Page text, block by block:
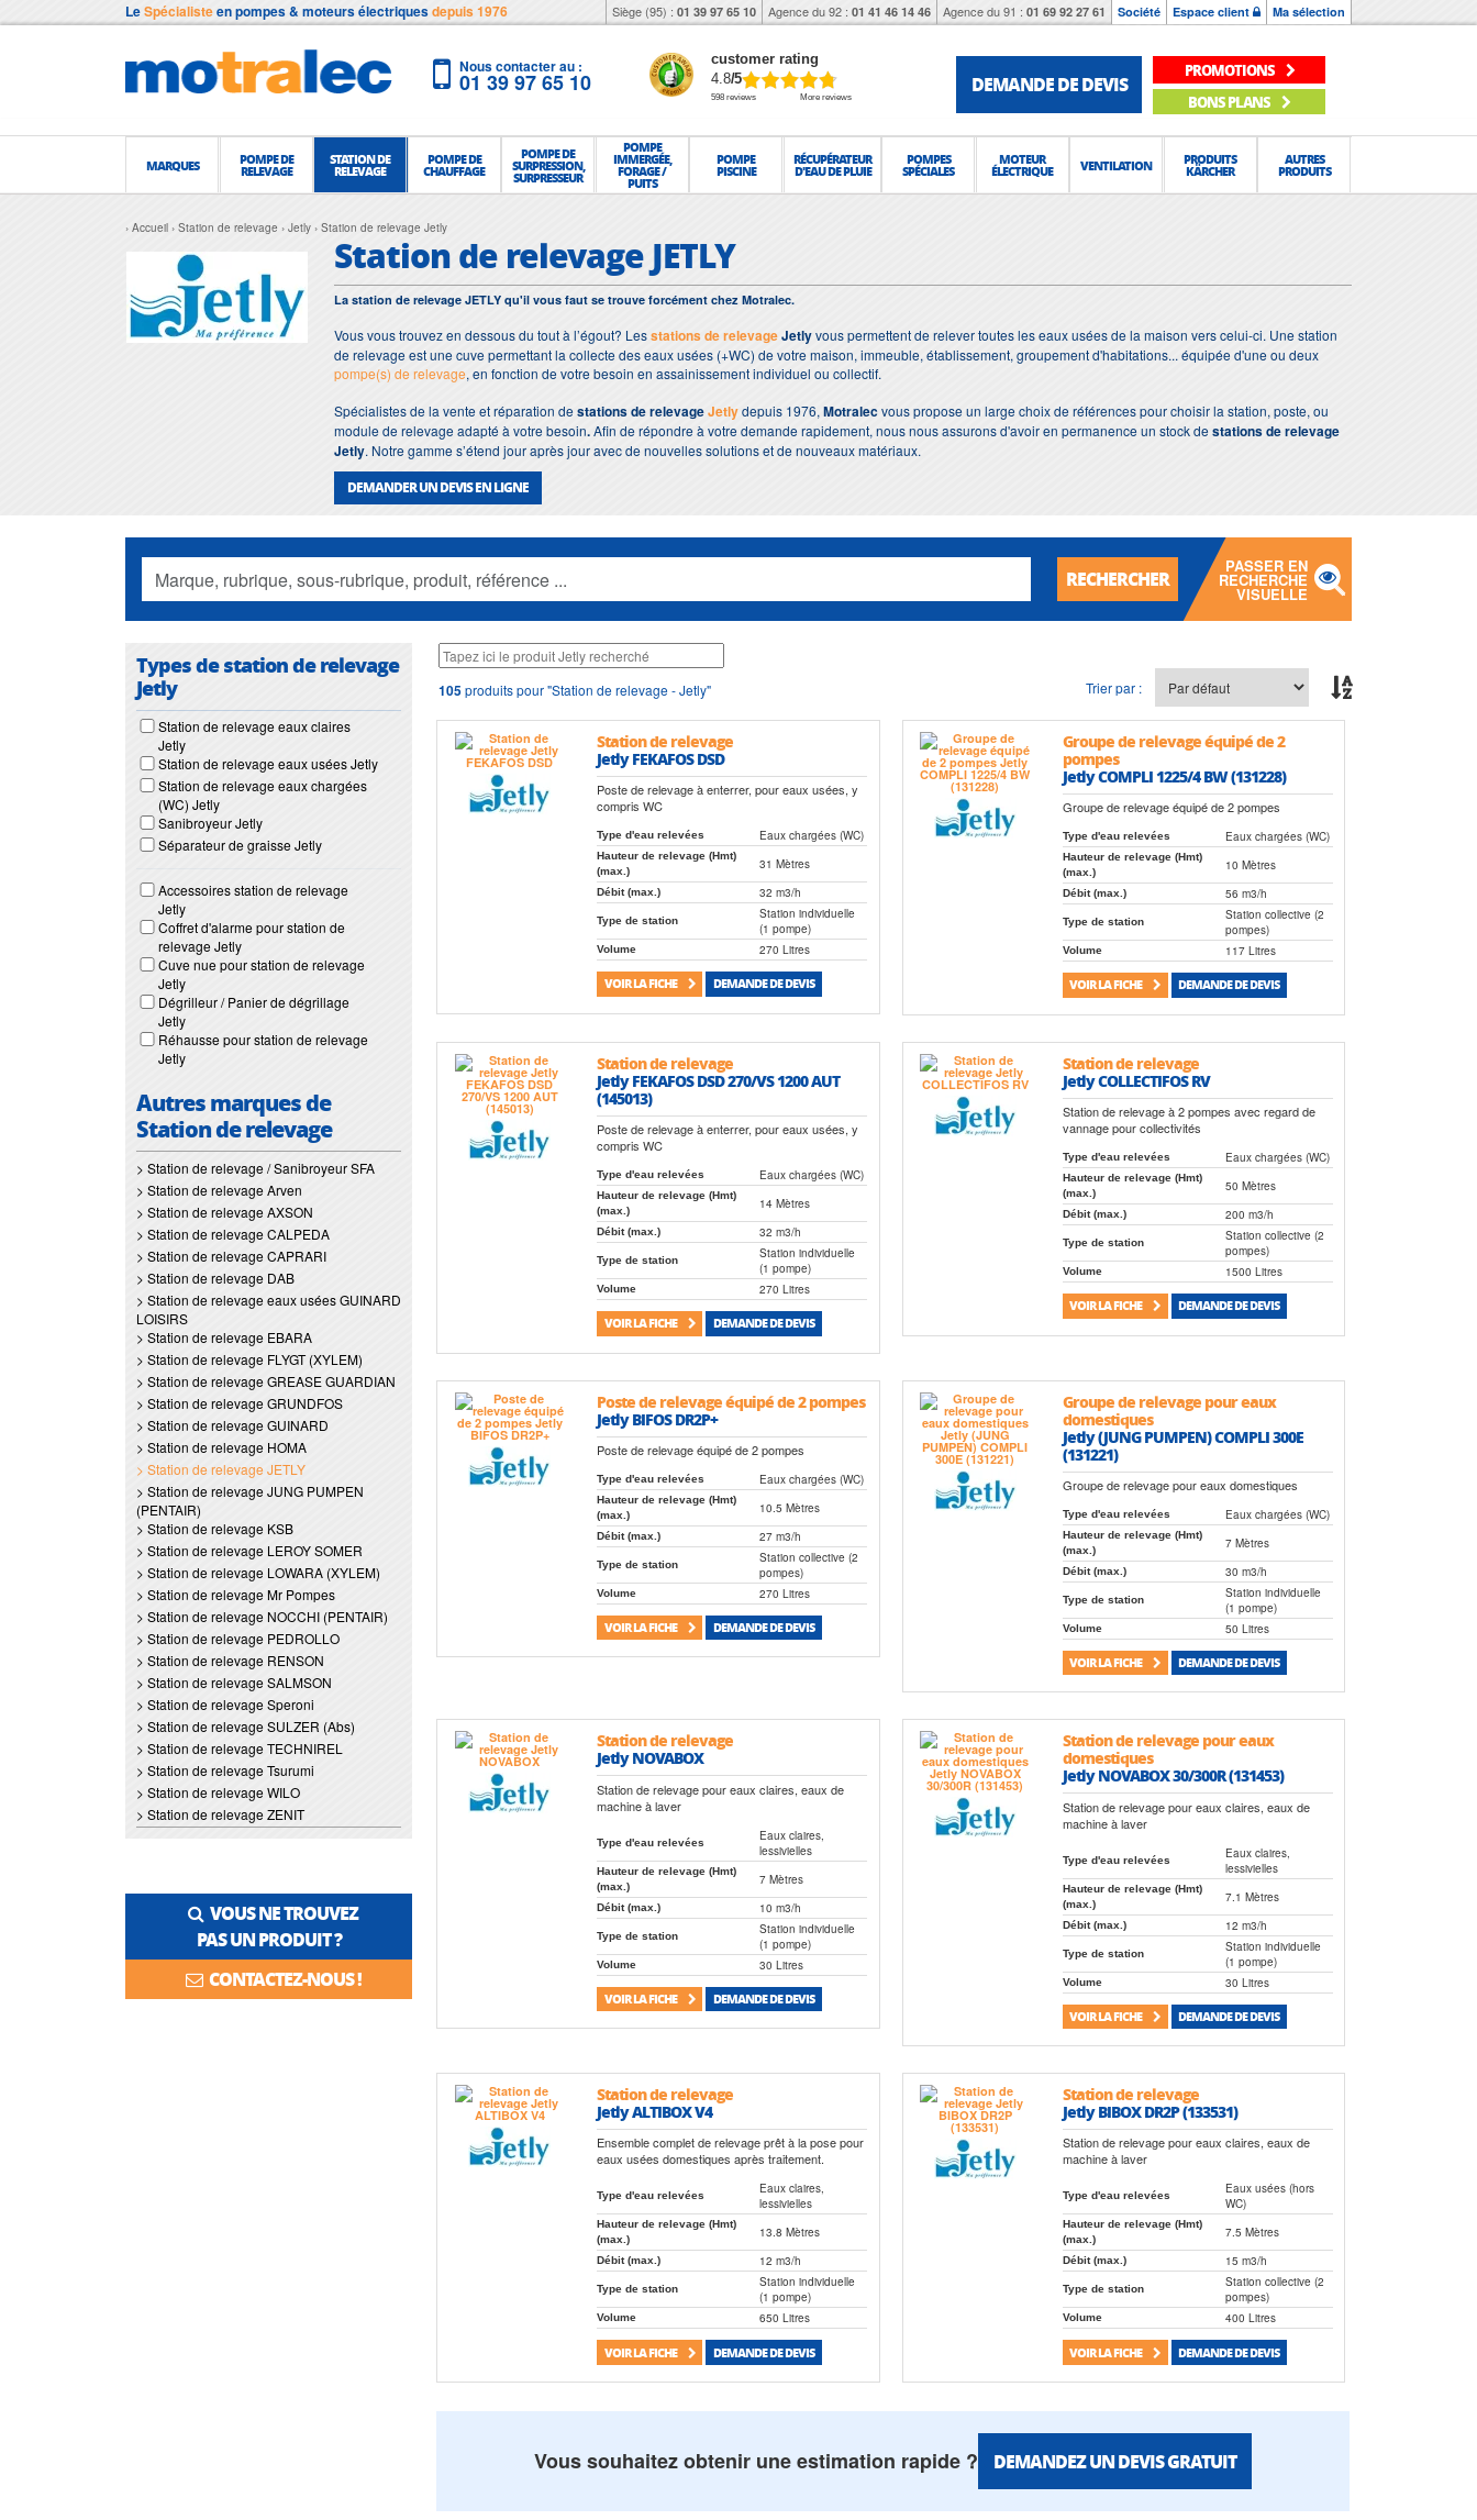
LeSpécialisteen pompes & moteurs électriquesdepuis 1976 Siège (95) : 01 39 97 65 10 Agence du 92 : 01 41 46 14 46 Agence du 91 : 01 69 92 27 61 Société Espace client Ma sélection
Nous contacter au :
01 39 97 65 10
customer rating
4.8/5
598 reviews More reviews
DEMANDE DE DEVIS
PROMOTIONS
BONS PLANS
MARQUES POMPE DE
RELEVAGE
STATION DE
RELEVAGE
POMPE DE
CHAUFFAGE
POMPE DE
SURPRESSION,
SURPRESSEUR
POMPE
IMMERGÉE,
FORAGE /
PUITS
POMPE
PISCINE
RÉCUPÉRATEUR
D'EAU DE PLUIE
POMPES
SPÉCIALES
MOTEUR
ÉLECTRIQUE VENTILATION PRODUITS
KÄRCHER
AUTRES
PRODUITS
Accueil Station de relevage Jetly Station de relevage Jetly
Station de relevage JETLY
La station de relevage JETLY qu'il vous faut se trouve forcément chez Motralec.
Vous vous trouvez en dessous du tout à l’égout? Lesstations de relevageJetlyvous permettent de relever toutes les eaux usées de la maison vers celui-ci. Une station
de relevage est une cuve permettant la collecte des eaux usées (+WC) de votre maison, immeuble, établissement, groupement d'habitations... équipée d'une ou deux
pompe(s) de relevage, en fonction de votre besoin en assainissement individuel ou collectif.
Spécialistes de la vente et réparation destations de relevageJetlydepuis 1976, Motralecvous propose un large choix de références pour choisir la station, poste, ou
module de relevage adapté à votre besoin.Afin de répondre à votre demande rapidement, nous nous assurons d'avoir en permanence un stock destations de relevage
Jetly. Notre gamme s’étend jour après jour avec de nouvelles solutions et de nouveaux matériaux.
DEMANDER UN DEVIS EN LIGNE
RECHERCHER
PASSER EN
RECHERCHE
VISUELLE
Types de station de relevage
Jetly
Station de relevage eaux claires
Jetly
Station de relevage eaux usées Jetly
Station de relevage eaux chargées
(WC) Jetly
Sanibroyeur Jetly
Séparateur de graisse Jetly
Accessoires station de relevage
Jetly
Coffret d'alarme pour station de
relevage Jetly
Cuve nue pour station de relevage
Jetly
Dégrilleur / Panier de dégrillage
Jetly
Réhausse pour station de relevage
Jetly
Autres marques de
Station de relevage
> Station de relevage / Sanibroyeur SFA
> Station de relevage Arven
> Station de relevage AXSON
> Station de relevage CALPEDA
> Station de relevage CAPRARI
> Station de relevage DAB
> Station de relevage eaux usées GUINARD
LOISIRS
> Station de relevage EBARA
> Station de relevage FLYGT (XYLEM)
> Station de relevage GREASE GUARDIAN
> Station de relevage GRUNDFOS
> Station de relevage GUINARD
> Station de relevage HOMA
> Station de relevage JETLY
> Station de relevage JUNG PUMPEN
(PENTAIR)
> Station de relevage KSB
> Station de relevage LEROY SOMER
> Station de relevage LOWARA (XYLEM)
> Station de relevage Mr Pompes
> Station de relevage NOCCHI (PENTAIR)
> Station de relevage PEDROLLO
> Station de relevage RENSON
> Station de relevage SALMSON
> Station de relevage Speroni
> Station de relevage SULZER (Abs)
> Station de relevage TECHNIREL
> Station de relevage Tsurumi
> Station de relevage WILO
> Station de relevage ZENIT
VOUS NE TROUVEZ
PAS UN PRODUIT ?
CONTACTEZ-NOUS !
105produits pour "Station de relevage - Jetly" Trier par :
Station de relevage
Jetly FEKAFOS DSD
Poste de relevage à enterrer, pour eaux usées, y
compris WC
Type d'eau relevées Eaux chargées (WC)
Hauteur de relevage (Hmt)
(max.)
31 Mètres
Débit (max.) 32 m3/h
Type de station
Station individuelle
(1 pompe)
Volume 270 Litres
VOIR LA FICHE DEMANDE DE DEVIS
Groupe de relevage équipé de 2
pompes
Jetly COMPLI 1225/4 BW (131228)
Groupe de relevage équipé de 2 pompes
Type d'eau relevées Eaux chargées (WC)
Hauteur de relevage (Hmt)
(max.)
10 Mètres
Débit (max.) 56 m3/h
Type de station
Station collective (2
pompes)
Volume 117 Litres
VOIR LA FICHE DEMANDE DE DEVIS
Station de relevage
Jetly FEKAFOS DSD 270/VS 1200 AUT
(145013)
Poste de relevage à enterrer, pour eaux usées, y
compris WC
Type d'eau relevées Eaux chargées (WC)
Hauteur de relevage (Hmt)
(max.)
14 Mètres
Débit (max.) 32 m3/h
Type de station
Station individuelle
(1 pompe)
Volume 270 Litres
VOIR LA FICHE DEMANDE DE DEVIS
Station de relevage
Jetly COLLECTIFOS RV
Station de relevage à 2 pompes avec regard de
vannage pour collectivités
Type d'eau relevées Eaux chargées (WC)
Hauteur de relevage (Hmt)
(max.)
50 Mètres
Débit (max.) 200 m3/h
Type de station
Station collective (2
pompes)
Volume 1500 Litres
VOIR LA FICHE DEMANDE DE DEVIS
Poste de relevage équipé de 2 pompes
Jetly BIFOS DR2P+
Poste de relevage équipé de 2 pompes
Type d'eau relevées Eaux chargées (WC)
Hauteur de relevage (Hmt)
(max.)
10.5 Mètres
Débit (max.) 27 m3/h
Type de station
Station collective (2
pompes)
Volume 270 Litres
VOIR LA FICHE DEMANDE DE DEVIS
Groupe de relevage pour eaux
domestiques
Jetly (JUNG PUMPEN) COMPLI 300E
(131221)
Groupe de relevage pour eaux domestiques
Type d'eau relevées Eaux chargées (WC)
Hauteur de relevage (Hmt)
(max.)
7 Mètres
Débit (max.) 30 m3/h
Type de station
Station individuelle
(1 pompe)
Volume 50 Litres
VOIR LA FICHE DEMANDE DE DEVIS
Station de relevage
Jetly NOVABOX
Station de relevage pour eaux claires, eaux de
machine à laver
Type d'eau relevées
Eaux claires,
lessivielles
Hauteur de relevage (Hmt)
(max.)
7 Mètres
Débit (max.) 10 m3/h
Type de station
Station individuelle
(1 pompe)
Volume 30 Litres
VOIR LA FICHE DEMANDE DE DEVIS
Station de relevage pour eaux
domestiques
Jetly NOVABOX 30/300R (131453)
Station de relevage pour eaux claires, eaux de
machine à laver
Type d'eau relevées
Eaux claires,
lessivielles
Hauteur de relevage (Hmt)
(max.)
7.1 Mètres
Débit (max.) 12 m3/h
Type de station
Station individuelle
(1 pompe)
Volume 30 Litres
VOIR LA FICHE DEMANDE DE DEVIS
Station de relevage
Jetly ALTIBOX V4
Ensemble complet de relevage prêt à la pose pour
eaux usées domestiques après traitement.
Type d'eau relevées
Eaux claires,
lessivielles
Hauteur de relevage (Hmt)
(max.)
13.8 Mètres
Débit (max.) 12 m3/h
Type de station
Station individuelle
(1 pompe)
Volume 650 Litres
VOIR LA FICHE DEMANDE DE DEVIS
Station de relevage
Jetly BIBOX DR2P (133531)
Station de relevage pour eaux claires, eaux de
machine à laver
Type d'eau relevées
Eaux usées (hors
WC)
Hauteur de relevage (Hmt)
(max.)
7.5 Mètres
Débit (max.) 15 m3/h
Type de station
Station collective (2
pompes)
Volume 400 Litres
VOIR LA FICHE DEMANDE DE DEVIS
Vous souhaitez obtenir une estimation rapide ? DEMANDEZ UN DEVIS GRATUIT